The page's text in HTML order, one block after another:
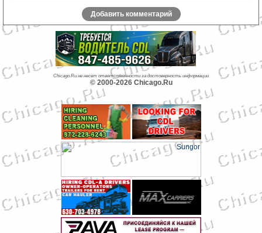
Добавить комментарий
Chicago.Ru не несет ответственности за достоверность информации
© 2000-2026 Chicago.Ru